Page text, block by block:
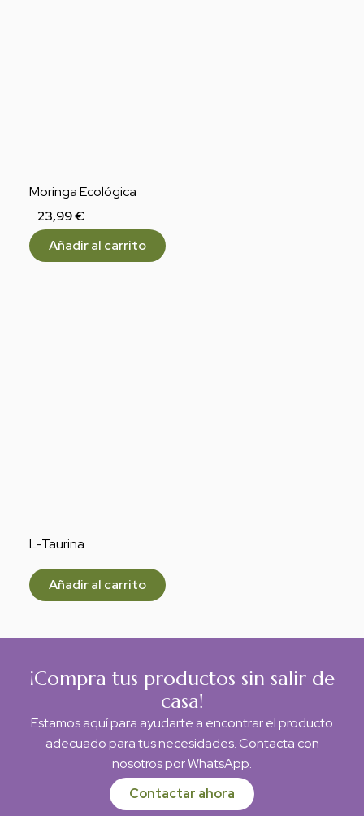
Moringa Ecológica
23,99€
Añadir al carrito
L-Taurina
Añadir al carrito
¡Compra tus productos sin salir de
casa!
Estamos aquí para ayudarte a encontrar el producto
adecuado para tus necesidades. Contacta con
nosotros por WhatsApp.
Contactar ahora